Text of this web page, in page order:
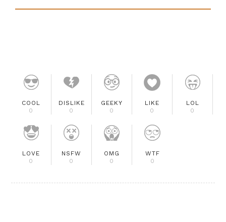
COOL
0
DISLIKE
0
GEEKY
0
LIKE
0
LOL
0
LOVE
0
NSFW
0
OMG
0
WTF
0